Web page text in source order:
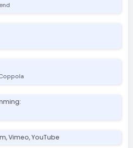
Vimeo, YouTube